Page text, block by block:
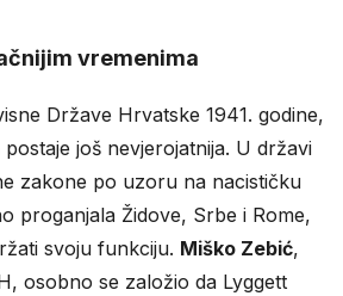
vremenima
Države Hrvatske 1941. godine,
još nevjerojatnija. U državi
zakone po uzoru na nacističku
proganjala Židove, Srbe i Rome,
svoju funkciju. Miško Zebić,
osobno se založio da Lyggett